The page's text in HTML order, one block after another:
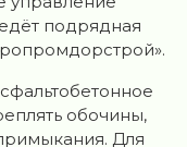
подрядная
обочины,
Для